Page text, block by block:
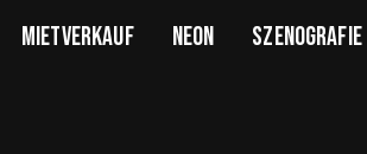
MIETVERKAUF NEON SZENOGRAFIE